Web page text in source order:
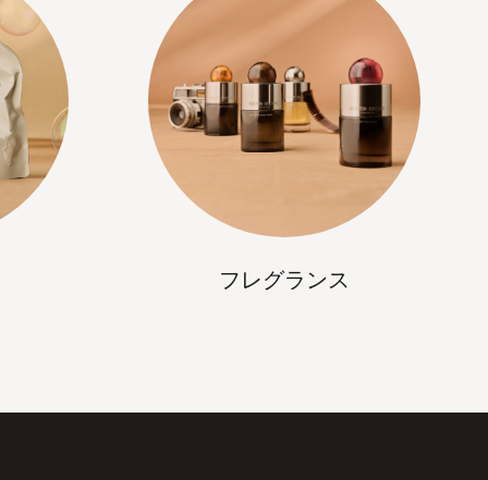
フレグランス